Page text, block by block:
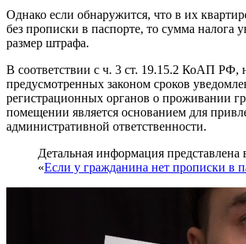
Однако если обнаружится, что в их
без прописки в паспорте, то сумма налога
размер штрафа.
В соответствии с ч. 3 ст. 19.15.2 КоАП РФ,
предусмотренных законом сроков
регистрационных органов о проживании
помещении является основанием для
административной ответственности.
Детальная информация представлена
«Если у гражданина нет прописки в